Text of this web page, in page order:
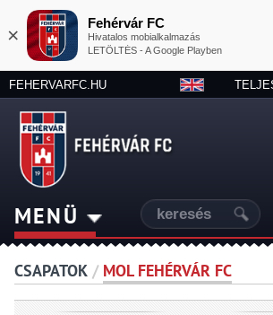
×
Fehérvár FC
Hivatalos mobialkalmazás
LETÖLTÉS - A Google Playben
FEHERVARFC.HU
MENÜ
CSAPATOK / MOL FEHÉRVÁR FC